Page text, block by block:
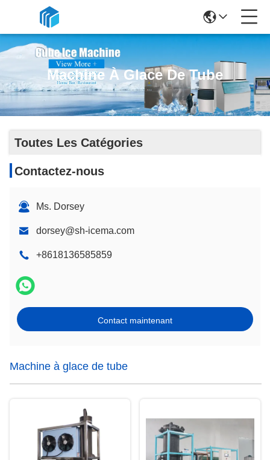
Machine À Glace De Tube
Toutes Les Catégories
Contactez-nous
Ms. Dorsey
dorsey@sh-icema.com
+8618136585859
Contact maintenant
Machine à glace de tube